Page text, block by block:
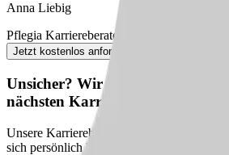
Anna Liebig
Pflegia Karriereberaterin
Jetzt kostenlos anfordern
Unsicher? Wir beraten dich
nächsten Karriereschritt
Unsere Karriereberater finden passende
sich persönlich bei dir zurück.